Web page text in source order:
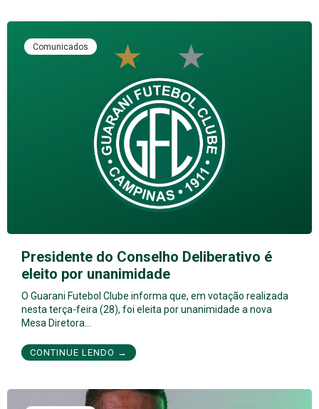
Comunicados
Presidente do Conselho Deliberativo é
eleito por unanimidade
O Guarani Futebol Clube informa que, em votação realizada
nesta terça-feira (28), foi eleita por unanimidade a nova
Mesa Diretora…
CONTINUE LENDO →